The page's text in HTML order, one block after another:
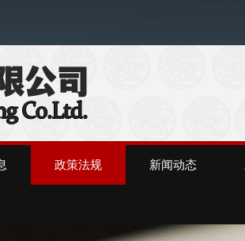
政策法规 新闻动态